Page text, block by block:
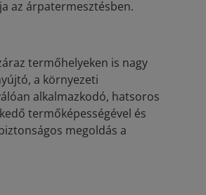
az árpatermesztésben.
termőhelyeken is nagy
a környezeti
alkalmazkodó, hatsoros
termőképességével és
megoldás a